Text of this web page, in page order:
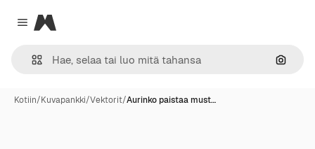
Close menu
Magnific
Hae
Kotiin/Kuvapankki/Vektorit/Aurinko paistaa must…